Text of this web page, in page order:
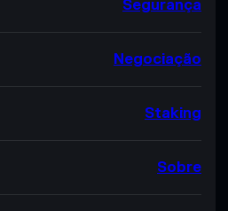
Segurança
Negociação
Staking
Sobre